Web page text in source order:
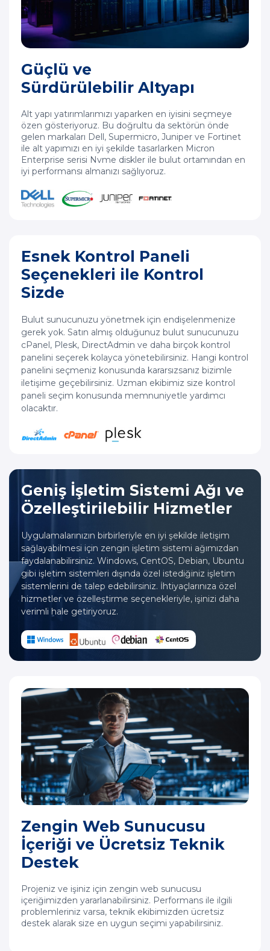
Güçlü ve
Sürdürülebilir Altyapı
Alt yapı yatırımlarımızı yaparken en iyisini seçmeye
özen gösteriyoruz. Bu doğrultu da sektörün önde
gelen markaları Dell, Supermicro, Juniper ve Fortinet
ile alt yapımızı en iyi şekilde tasarlarken Micron
Enterprise serisi Nvme diskler ile bulut ortamından en
iyi performansı almanızı sağlıyoruz.
Esnek Kontrol Paneli
Seçenekleri ile Kontrol
Sizde
Bulut sunucunuzu yönetmek için endişelenmenize
gerek yok. Satın almış olduğunuz bulut sunucunuzu
cPanel, Plesk, DirectAdmin ve daha birçok kontrol
panelini seçerek kolayca yönetebilirsiniz. Hangi kontrol
panelini seçmeniz konusunda kararsızsanız bizimle
iletişime geçebilirsiniz. Uzman ekibimiz size kontrol
paneli seçim konusunda memnuniyetle yardımcı
olacaktır.
Geniş İşletim Sistemi Ağı ve
Özelleştirilebilir Hizmetler
Uygulamalarınızın birbirleriyle en iyi şekilde iletişim
sağlayabilmesi için zengin işletim sistemi ağımızdan
faydalanabilirsiniz. Windows, CentOS, Debian, Ubuntu
gibi işletim sistemleri dışında özel istediğiniz işletim
sistemlerini de talep edebilirsiniz. İhtiyaçlarınıza özel
hizmetler ve özelleştirme seçenekleriyle, işinizi daha
verimli hale getiriyoruz.
Zengin Web Sunucusu
İçeriği ve Ücretsiz Teknik
Destek
Projeniz ve işiniz için zengin web sunucusu
içeriğimizden yararlanabilirsiniz. Performans ile ilgili
problemleriniz varsa, teknik ekibimizden ücretsiz
destek alarak size en uygun seçimi yapabilirsiniz.